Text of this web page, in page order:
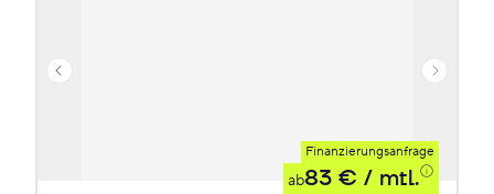
Finanzierungsanfrage
ab83 € / mtl.